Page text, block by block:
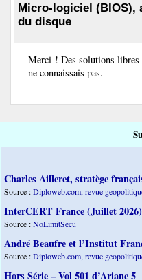
Micro-logiciel (BIOS),
du disque
Merci ! Des solutions libres
ne connaissais pas.
Charles Ailleret, stratège
Source :Diploweb.com, revue
InterCERT France (Juillet 2026)
Source :NoLimitSecu
André Beaufre et l’Institut
Source :Diploweb.com, revue
Hors Série – Vol 501 d’Ariane 5